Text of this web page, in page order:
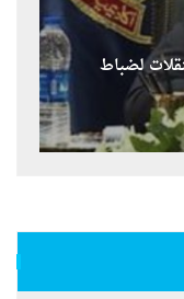
لضباط